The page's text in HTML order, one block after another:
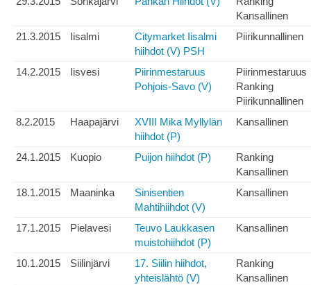
Kansallinen
21.3.2015
Iisalmi
Citymarket Iisalmi
hiihdot (V) PSH
Piirikunnallinen
14.2.2015 Iisvesi
Piirinmestaruus
Pohjois-Savo (V)
Piirinmestaruus
Ranking
Piirikunnallinen
8.2.2015
Haapajärvi
XVIII Mika Myllylän
hiihdot (P)
Kansallinen
24.1.2015 Kuopio Puijon hiihdot (P)
Ranking
Kansallinen
18.1.2015
Maaninka
Sinisentien
Mahtihiihdot (V)
Kansallinen
17.1.2015 Pielavesi
Teuvo Laukkasen
muistohiihdot (P)
Kansallinen
10.1.2015 Siilinjärvi
17. Siilin hiihdot,
yhteislähtö (V)
Ranking
Kansallinen